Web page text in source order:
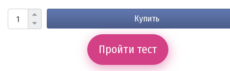
Купить
Пройти тест